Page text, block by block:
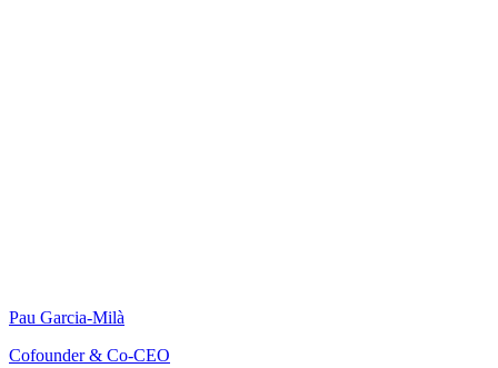
Pau Garcia-Milà
Cofounder & Co-CEO